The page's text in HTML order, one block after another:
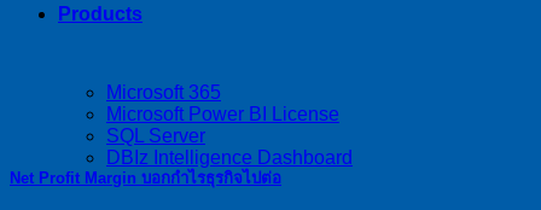
Products
Microsoft 365
Microsoft Power BI License
SQL Server
DBIz Intelligence Dashboard
Net Profit Margin บอกกำไรธุรกิจไปต่อ